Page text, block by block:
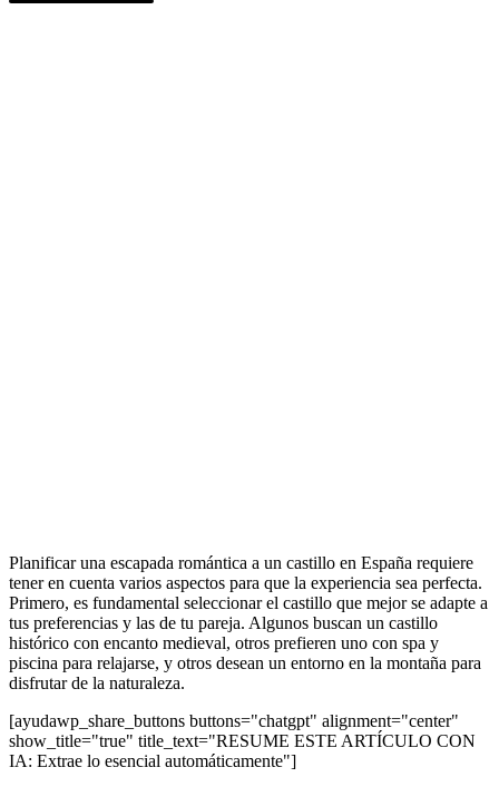
Planificar una escapada romántica a un castillo en España requiere
tener en cuenta varios aspectos para que la experiencia sea perfecta.
Primero, es fundamental seleccionar el castillo que mejor se adapte a
tus preferencias y las de tu pareja. Algunos buscan un castillo
histórico con encanto medieval, otros prefieren uno con spa y
piscina para relajarse, y otros desean un entorno en la montaña para
disfrutar de la naturaleza.
[ayudawp_share_buttons buttons="chatgpt" alignment="center"
show_title="true" title_text="RESUME ESTE ARTÍCULO CON
IA: Extrae lo esencial automáticamente"]